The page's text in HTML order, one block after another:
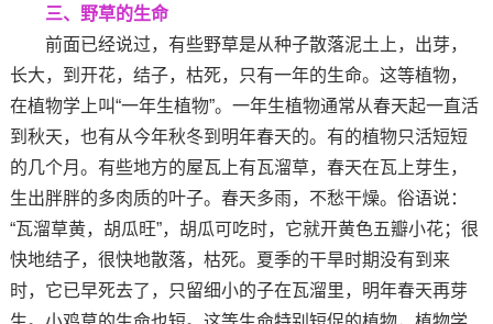
三、野草的生命
前面已经说过，有些野草是从种子散落泥土上，出芽，
长大，到开花，结子，枯死，只有一年的生命。这等植物，
在植物学上叫“一年生植物”。一年生植物通常从春天起一直活
到秋天，也有从今年秋冬到明年春天的。有的植物只活短短
的几个月。有些地方的屋瓦上有瓦溜草，春天在瓦上芽生，
生出胖胖的多肉质的叶子。春天多雨，不愁干燥。俗语说：
“瓦溜草黄，胡瓜旺”，胡瓜可吃时，它就开黄色五瓣小花；很
快地结子，很快地散落，枯死。夏季的干旱时期没有到来
时，它已早死去了，只留细小的子在瓦溜里，明年春天再芽